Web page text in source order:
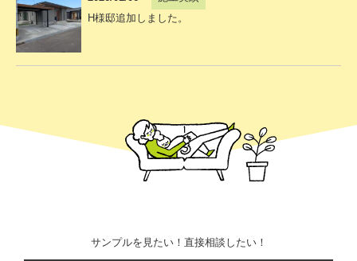
H様邸追加しました。
サンプルを見たい！直接相談したい！